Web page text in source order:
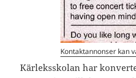
Kontaktannonser kan
Kärleksskolan har